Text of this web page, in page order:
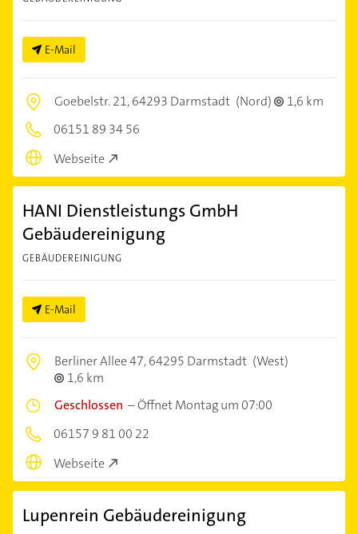
E-Mail
Goebelstr. 21,64293 Darmstadt (Nord)
1,6 km
06151 89 34 56
Webseite
HANI Dienstleistungs GmbH
Gebäudereinigung
GEBÄUDEREINIGUNG
E-Mail
Berliner Allee 47,64295 Darmstadt (West)
1,6 km
Geschlossen –Öffnet Montag um 07:00
06157 9 81 00 22
Webseite
Lupenrein Gebäudereinigung